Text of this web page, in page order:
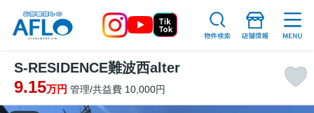
S-RESIDENCE難波西alter
9.15万円 管理/共益費 10,000円